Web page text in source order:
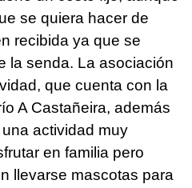
se quiera hacer de
recibida ya que se
la senda. La asociación
que cuenta con la
A Castañeira, además
actividad muy
en familia pero
llevarse mascotas para